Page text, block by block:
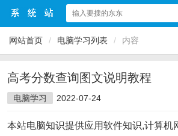
网站首页 / 电脑学习列表 / 内容
高考分数查询图文说明教程
电脑学习 2022-07-24
本站电脑知识提供应用软件知识,计算机